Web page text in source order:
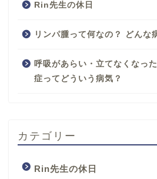
Rin先生の休日
リンパ腫って何なの？ どんな
呼吸があらい・立てなくなっ
症ってどういう病気？
カテゴリー
Rin先生の休日